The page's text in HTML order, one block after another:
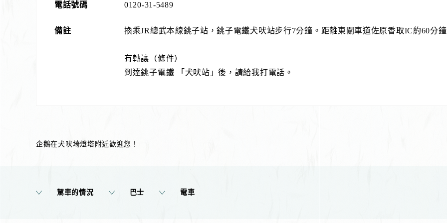
電話號碼 0120-31-5489
備註 換乘JR總武本線銚子站，銚子電鐵犬吠站步行7分鐘。距離東關車道佐原香取IC約60分
有轉讓（條件）
到達銚子電鐵 「犬吠站」後，請給我打電話。
企鵝在犬吠埼燈塔附近歡迎您！
駕車的情況 巴士 電車